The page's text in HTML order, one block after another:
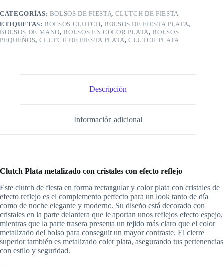
CATEGORÍAS: BOLSOS DE FIESTA, CLUTCH DE FIESTA
ETIQUETAS:BOLSOS CLUTCH, BOLSOS DE FIESTA PLATA,
BOLSOS DE MANO,BOLSOS EN COLOR PLATA,BOLSOS
PEQUEÑOS, CLUTCH DE FIESTA PLATA,CLUTCH PLATA
Descripción
Información adicional
Clutch Plata metalizado con cristales con efecto reflejo
Este clutch de fiesta en forma rectangular y color plata con cristales de
efecto reflejo es el complemento perfecto para un look tanto de día
como de noche elegante y moderno. Su diseño está decorado con
cristales en la parte delantera que le aportan unos reflejos efecto espejo,
mientras que la parte trasera presenta un tejido más claro que el color
metalizado del bolso para conseguir un mayor contraste. El cierre
superior también es metalizado color plata, asegurando tus pertenencias
con estilo y seguridad.